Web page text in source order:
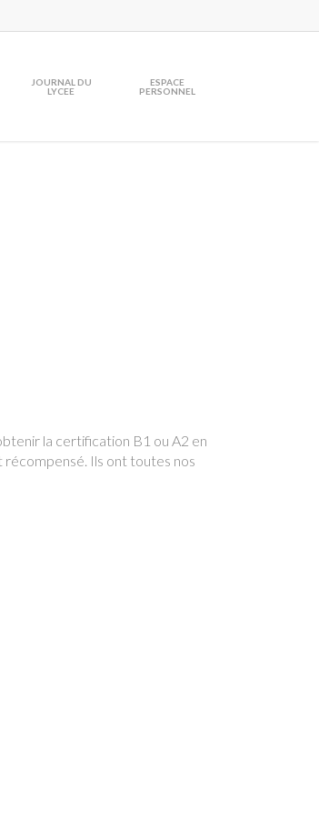
JOURNAL DU
LYCEE
ESPACE
PERSONNEL
la certification B1 ou A2 en
Ils ont toutes nos